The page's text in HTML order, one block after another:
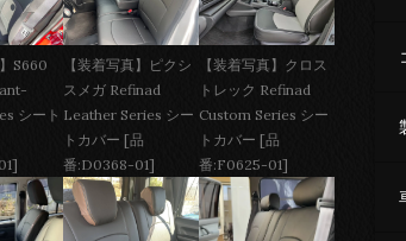
S660
シート
【装着写真】ピクシ
スメガ Refinad
Leather Series シー
トカバー [品
番:D0368-01]
【装着写真】クロス
トレック Refinad
Custom Series シー
トカバー [品
番:F0625-01]